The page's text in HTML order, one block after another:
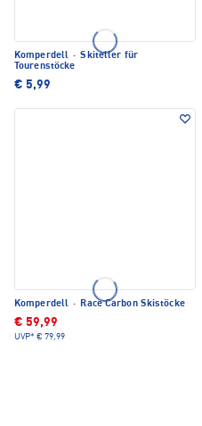
Komperdell · Skiteller für
Tourenstöcke
€ 5,99
Komperdell · Race Carbon Skistöcke
€ 59,99
UVP* € 79,99